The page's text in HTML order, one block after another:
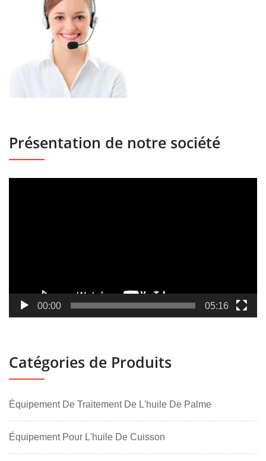
Présentation de notre société
00:00 05:16
Catégories de Produits
Équipement De Traitement De L'huile De Palme
Équipement Pour L'huile De Cuisson